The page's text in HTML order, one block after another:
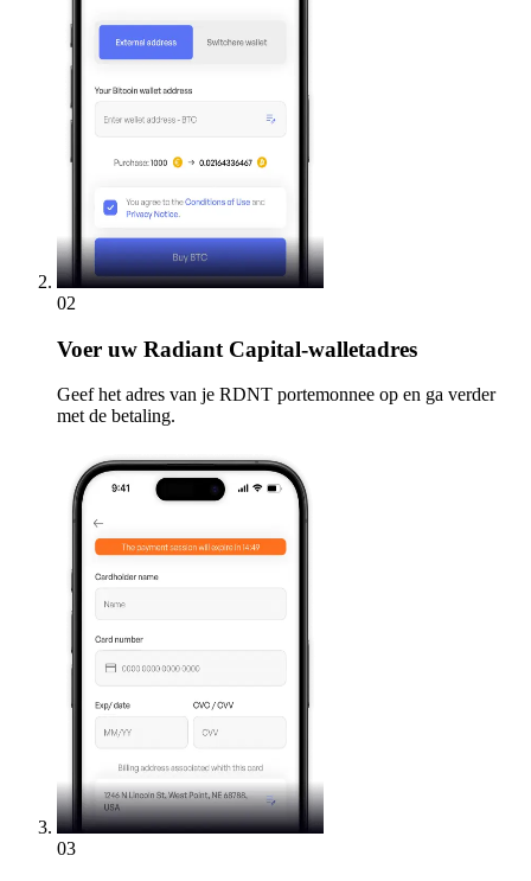
02
Voer uw Radiant Capital-walletadres
Geef het adres van je RDNT portemonnee op en ga verder
met de betaling.
03